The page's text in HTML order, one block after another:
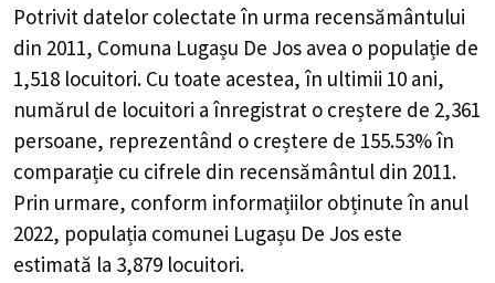
Potrivit datelor colectate în urma recensământului
din 2011, Comuna Lugașu De Jos avea o populație de
1,518 locuitori. Cu toate acestea, în ultimii 10 ani,
numărul de locuitori a înregistrat o creștere de 2,361
persoane, reprezentând o creștere de 155.53%în
comparație cu cifrele din recensământul din 2011.
Prin urmare, conform informațiilor obținute în anul
2022, populația comunei Lugașu De Jos este
estimată la 3,879 locuitori.